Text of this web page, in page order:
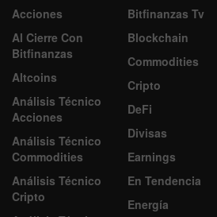
Acciones
Al Cierre Con
Bitfinanzas
Altcoins
Análisis Técnico
Acciones
Análisis Técnico
Commodities
Análisis Técnico
Cripto
Bitfinanzas Tv
Blockchain
Commodities
Cripto
DeFi
Divisas
Earnings
En Tendencia
Energía